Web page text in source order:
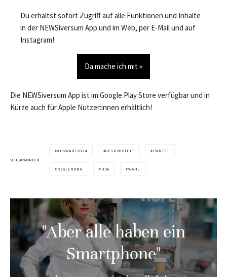
Du erhältst sofort Zugriff auf alle Funktionen und Inhalte
in der NEWSiversum App und im Web, per E-Mail und auf
Instagram!
Da mache ich mit »
Die NEWSiversum App ist im Google Play Store verfügbar und in
Kürze auch für Apple Nutzer:innen erhältlich!
SCHLAGWÖRTER
#USWAHL2024 GESUNDHEIT PARTEI
REGIERUNG USA WAHL
"Aber alle haben ein
Smartphone"